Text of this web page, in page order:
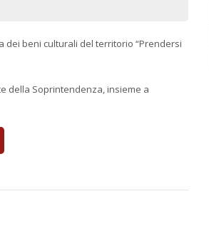
dei beni culturali del territorio “Prendersi
della Soprintendenza, insieme a